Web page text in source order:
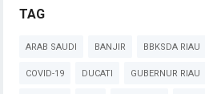
TAG
ARAB SAUDI BANJIR BBKSDA RIAU
COVID-19 DUCATI GUBERNUR RIAU